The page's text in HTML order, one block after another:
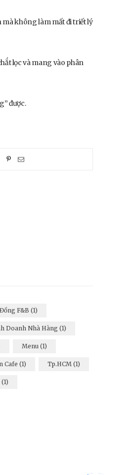
mà không làm mất đi triết lý
lọc và mang vào phân
được.
F&B (1)
Doanh Nhà Hàng (1)
Menu (1)
Cafe (1) Tp.HCM (1)
(1)